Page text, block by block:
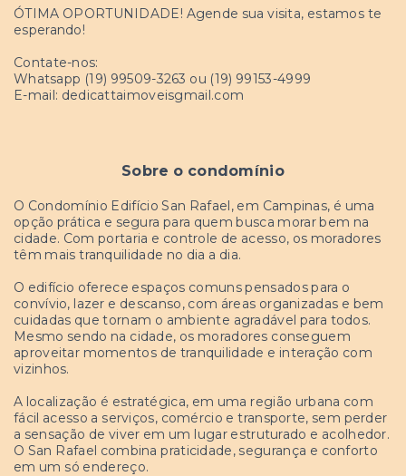
ÓTIMA OPORTUNIDADE! Agende sua visita, estamos te
esperando!
Contate-nos:
Whatsapp (19) 99509-3263 ou (19) 99153-4999
E-mail: dedicattaimoveisgmail.com
Sobre o condomínio
O Condomínio Edifício San Rafael, em Campinas, é uma
opção prática e segura para quem busca morar bem na
cidade. Com portaria e controle de acesso, os moradores
têm mais tranquilidade no dia a dia.
O edifício oferece espaços comuns pensados para o
convívio, lazer e descanso, com áreas organizadas e bem
cuidadas que tornam o ambiente agradável para todos.
Mesmo sendo na cidade, os moradores conseguem
aproveitar momentos de tranquilidade e interação com
vizinhos.
A localização é estratégica, em uma região urbana com
fácil acesso a serviços, comércio e transporte, sem perder
a sensação de viver em um lugar estruturado e acolhedor.
O San Rafael combina praticidade, segurança e conforto
em um só endereço.